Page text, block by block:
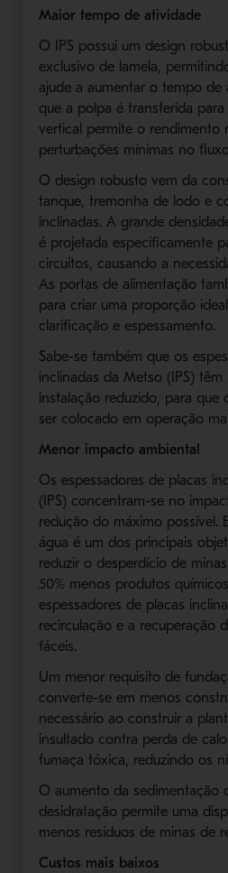
Maior tempo de atividade
O IPS possui um design
exclusivo de lamela,
ajude a aumentar o tempo de
que a polpa é transferida
vertical permite o rendimento
perturbações mínimas no
O design robusto vem da
tanque, tremonha de lodo e
inclinadas. A grande
é projetada especificamente
circuitos, causando a
As portas de alimentação
para criar uma proporção
clarificação e espessamento.
Sabe-se também que os
inclinadas da Metso (IPS)
instalação reduzido, para que
ser colocado em operação
Menor impacto ambiental
Os espessadores de placas
(IPS) concentram-se no
redução do máximo possível.
água é um dos principais
reduzir o desperdício de
50% menos produtos
espessadores de placas
recirculação e a recuperação
fáceis.
Um menor requisito de
converte-se em menos
necessário ao construir a
insultado contra perda de
fumaça tóxica, reduzindo os
O aumento da sedimentação
desidratação permite uma
menos resíduos de minas de
Custos mais baixos